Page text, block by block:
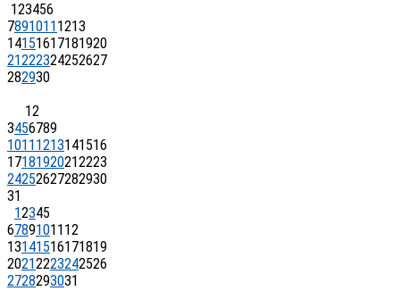
123456
7891011 1213
14151617181920
21222324252627
282930
12
3456789
1011 1213141516
17181920212223
24252627282930
31
12345
67891011 12
13141516171819
20212223242526
2728293031